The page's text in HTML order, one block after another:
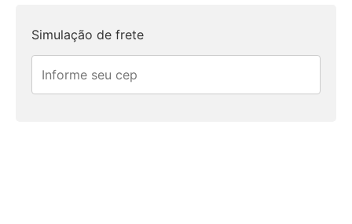
Simulação de frete